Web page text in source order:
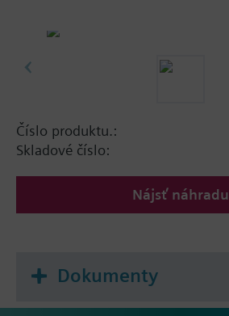
Číslo produktu.:
Skladové číslo:
Nájsť náhradu
Dokumenty